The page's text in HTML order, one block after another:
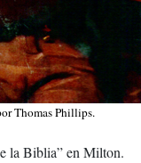
Thomas Phillips.
la Biblia” en Milton.